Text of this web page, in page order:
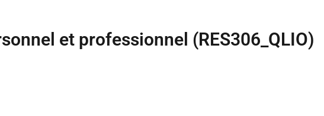
et professionnel (RES306_QLIO)